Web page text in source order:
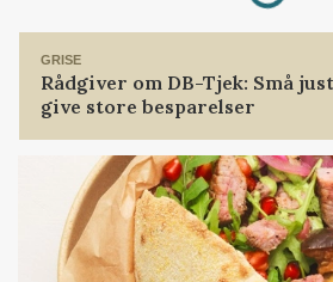
GRISE
Rådgiver om DB-Tjek: Små
give store besparelser